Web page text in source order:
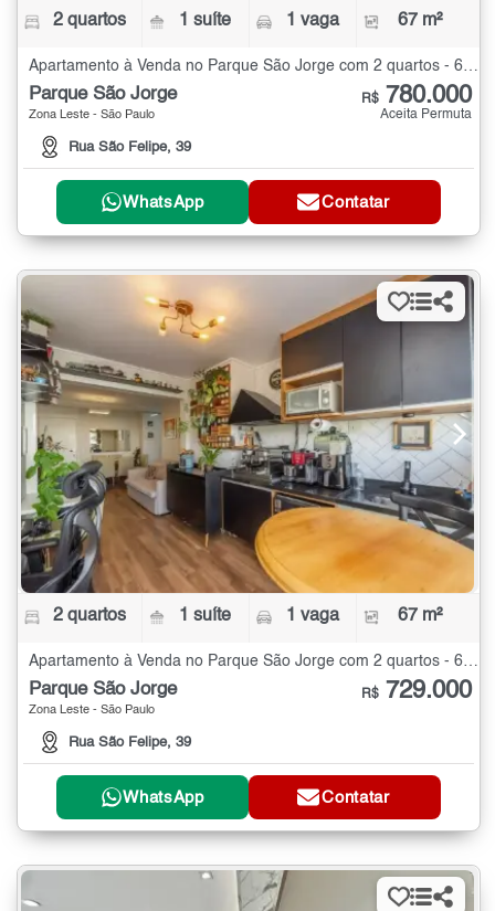
2 quartos 1 suíte 1 vaga 67 m²
Parque São Jorge
Zona Leste - São Paulo
Rua São Felipe, 39
R$ 780.000
Aceita Permuta
WhatsApp Contatar
2 quartos 1 suíte 1 vaga 67 m²
Apartamento à Venda no Parque São Jorge com 2 quartos - 67 m²
Parque São Jorge
Zona Leste - São Paulo
Rua São Felipe, 39
R$ 729.000
WhatsApp Contatar